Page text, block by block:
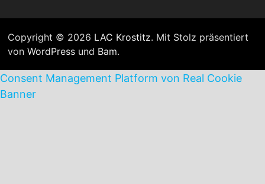
Copyright © 2026 LAC Krostitz. Mit Stolz präsentiert
von WordPressund Bam.
Consent Management Platform von Real Cookie
Banner